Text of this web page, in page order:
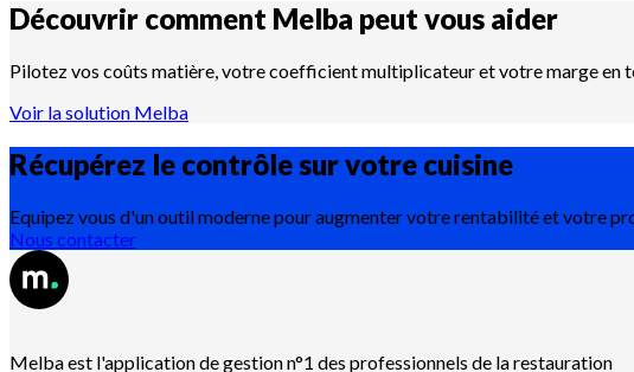
Découvrir comment Melba peut vous aider
Pilotez vos coûts matière, votre coefficient multiplicateur et votre marge en
Voir la solution Melba
Récupérez le contrôle sur votre cuisine
Equipez vous d'un outil moderne pour augmenter votre rentabilité et votre
Nous contacter
Melba est l'application de gestion n°1 des professionnels de la restauration